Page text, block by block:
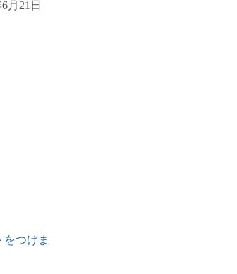
月21日
つけま